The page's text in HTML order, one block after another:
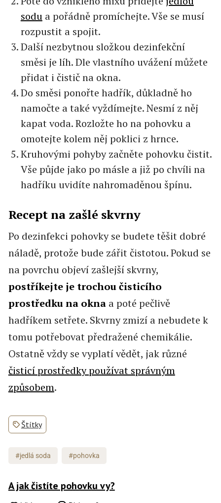
sodua pořádně promíchejte. Vše se musí
rozpustit a spojit.
Další nezbytnou složkou dezinfekční
směsi je líh. Dle vlastního uvážení můžete
přidat i čistič na okna.
Do směsi ponořte hadřík, důkladně ho
namočte a také vyždímejte. Nesmí z něj
kapat voda. Rozložte ho na pohovku a
omotejte kolem něj poklici z hrnce.
Kruhovými pohyby začněte pohovku čistit.
Vše půjde jako po másle a již po chvíli na
hadříku uvidíte nahromaděnou špínu.
Recept na zašlé skvrny
Po dezinfekci pohovky se budete těšit dobré
náladě, protože bude zářit čistotou. Pokud se
na povrchu objeví zašlejší skvrny,
postříkejte je trochou čisticího
prostředku na oknaa poté pečlivě
hadříkem setřete. Skvrny zmizí a nebudete k
tomu potřebovat předražené chemikálie.
Ostatně vždy se vyplatí vědět, jak různé
čisticí prostředky používat správným
způsobem.
Štítky
#jedlá soda #pohovka
A jak čistíte pohovku vy?